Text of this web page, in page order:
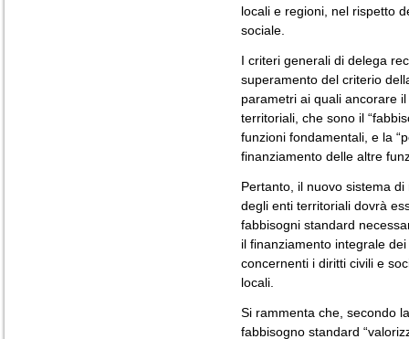
locali e regioni, nel rispetto
sociale.
I criteri generali di delega
superamento del criterio
parametri ai quali ancorare
territoriali, che sono il
funzioni fondamentali, e la
finanziamento delle altre
Pertanto, il nuovo sistema
degli enti territoriali dovrà
fabbisogni standard
il finanziamento integrale
concernenti i diritti civili e
locali.
Si rammenta che, secondo
fabbisogno standard